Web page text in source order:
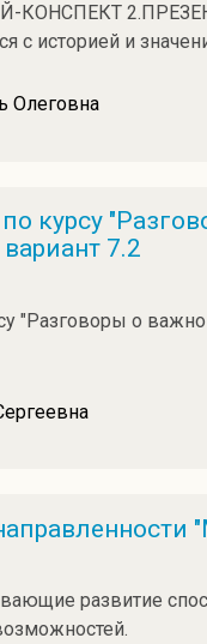
КОНСПЕКТ
с историей и
Олеговна
курсу
7.2
"Разговоры о
развитие